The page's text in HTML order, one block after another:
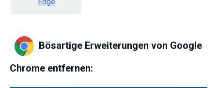
Bösartige Erweiterungen von Google
Chrome entfernen: